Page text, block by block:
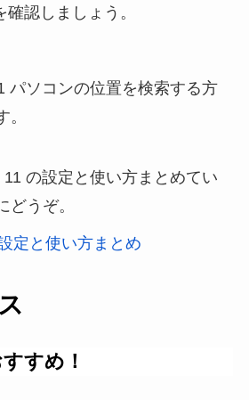
確認しましょう。
パソコンの位置を検索する方
の設定と使い方まとめてい
どうぞ。
定と使い方まとめ
すめ！